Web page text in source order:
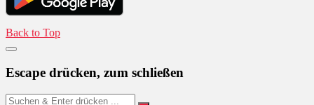
Back to Top
Escape drücken, zum schließen